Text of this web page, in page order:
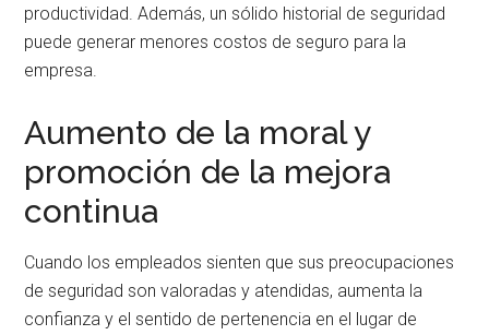
productividad. Además, un sólido historial de seguridad
puede generar menores costos de seguro para la
empresa.
Aumento de la moral y
promoción de la mejora
continua
Cuando los empleados sienten que sus preocupaciones
de seguridad son valoradas y atendidas, aumenta la
confianza y el sentido de pertenencia en el lugar de